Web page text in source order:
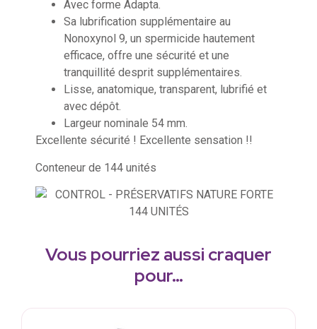
Avec forme Adapta.
Sa lubrification supplémentaire au
Nonoxynol 9, un spermicide hautement
efficace, offre une sécurité et une
tranquillité desprit supplémentaires.
Lisse, anatomique, transparent, lubrifié et
avec dépôt.
Largeur nominale 54 mm.
Excellente sécurité ! Excellente sensation !!
Conteneur de 144 unités
Vous pourriez aussi craquer
pour…